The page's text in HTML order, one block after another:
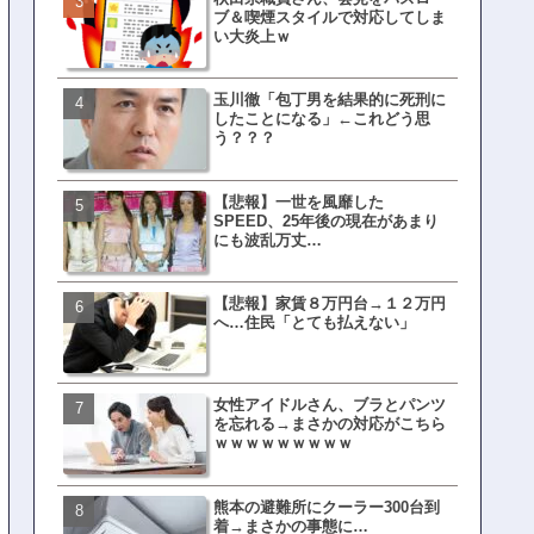
ブ＆喫煙スタイルで対応してしま
い大炎上ｗ
玉川徹「包丁男を結果的に死刑に
したことになる」←これどう思
う？？？
【悲報】一世を風靡した
SPEED、25年後の現在があまり
にも波乱万丈…
【悲報】家賃８万円台→１２万円
へ…住民「とても払えない」
女性アイドルさん、ブラとパンツ
を忘れる→まさかの対応がこちら
ｗｗｗｗｗｗｗｗｗ
熊本の避難所にクーラー300台到
着→まさかの事態に…
界ピリつくｗｗｗ
文春、沖縄問題の"触れては
ない話"を暴露してしまうｗ
ランサムウェア攻撃を受け
レイ、わずか10日で復旧し
福岡テレビ局にとんでもな
アナが入社してしまうｗｗｗ
【衝撃】三笘が事故った時
てた車ってさ…←これw w
w w w w
有吉「うまくても絶対に行
ない店」がこちら…ネット